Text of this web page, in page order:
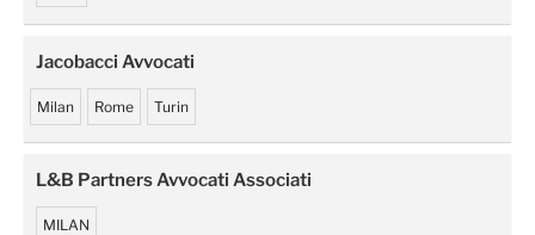
Jacobacci Avvocati
Milan Rome Turin
L&B Partners Avvocati Associati
MILAN